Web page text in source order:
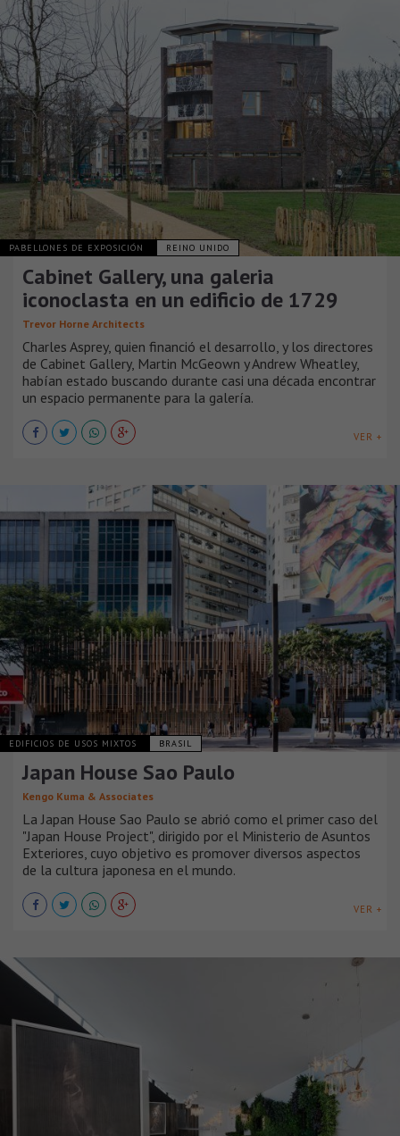
PABELLONES DE EXPOSICIÓN REINO UNIDO
Cabinet Gallery, una galeria
iconoclasta en un edificio de 1729
Trevor Horne Architects
Charles Asprey, quien financió el desarrollo, y los directores
de Cabinet Gallery, Martin McGeown y Andrew Wheatley,
habían estado buscando durante casi una década encontrar
un espacio permanente para la galería.
VER +
EDIFICIOS DE USOS MIXTOS BRASIL
Japan House Sao Paulo
Kengo Kuma & Associates
La Japan House Sao Paulo se abrió como el primer caso del
"Japan House Project", dirigido por el Ministerio de Asuntos
Exteriores, cuyo objetivo es promover diversos aspectos
de la cultura japonesa en el mundo.
VER +